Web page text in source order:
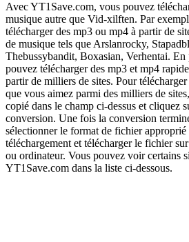
Avec YT1Save.com, vous pouvez
musique autre que Vid-xilften. Par
télécharger des mp3 ou mp4 à partir de
de musique tels que Arslanrocky,
Thebussybandit, Boxasian, Verhentai. En
pouvez télécharger des mp3 et mp4
partir de milliers de sites. Pour
que vous aimez parmi des milliers de
copié dans le champ ci-dessus et cliquez
conversion. Une fois la conversion
sélectionner le format de fichier approprié
téléchargement et télécharger le fichier
ou ordinateur. Vous pouvez voir certains
YT1Save.com dans la liste ci-dessous.